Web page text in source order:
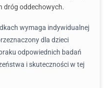
dróg oddechowych.
wymaga indywidualnej
dla dzieci
odpowiednich badań
i skuteczności w tej